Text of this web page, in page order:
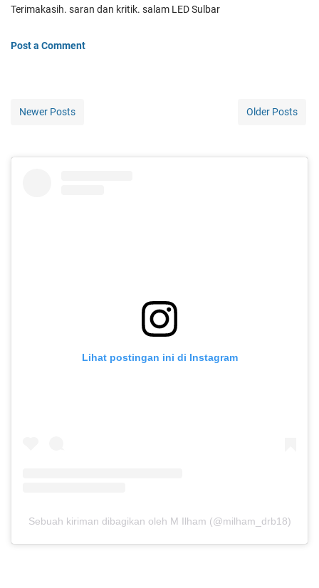
Terimakasih. saran dan kritik. salam LED Sulbar
Post a Comment
Newer Posts Older Posts
Lihat postingan ini di Instagram
Sebuah kiriman dibagikan oleh M Ilham (@milham_drb18)